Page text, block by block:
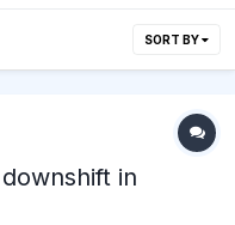
SORT BY
in